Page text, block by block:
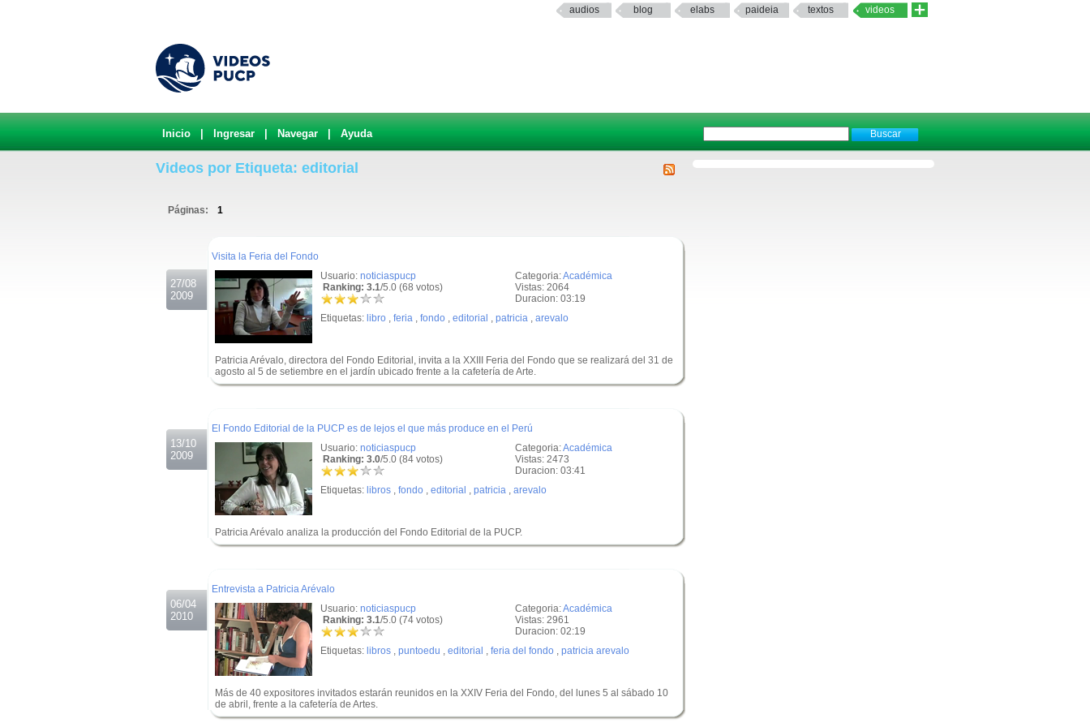
audios blog elabs paideia textos videos
Inicio Ingresar Navegar Ayuda
Videos por Etiqueta: editorial
Páginas: 1
27/08
2009
Visita la Feria del Fondo
Categoria:Académica
Vistas: 2064
Duracion: 03:19
Usuario: noticiaspucp
Ranking: 3.1/5.0 (68 votos)
Etiquetas: libro , feria , fondo , editorial , patricia , arevalo
Patricia Arévalo, directora del Fondo Editorial, invita a la XXIII Feria del Fondo que se realizará del 31 de
agosto al 5 de setiembre en el jardín ubicado frente a la cafetería de Arte.
13/10
2009
El Fondo Editorial de la PUCP es de lejos el que más produce en el Perú
Categoria:Académica
Vistas: 2473
Duracion: 03:41
Usuario: noticiaspucp
Ranking: 3.0/5.0 (84 votos)
Etiquetas: libros , fondo , editorial , patricia , arevalo
Patricia Arévalo analiza la producción del Fondo Editorial de la PUCP.
06/04
2010
Entrevista a Patricia Arévalo
Categoria:Académica
Vistas: 2961
Duracion: 02:19
Usuario: noticiaspucp
Ranking: 3.1/5.0 (74 votos)
Etiquetas: libros , puntoedu , editorial , feria del fondo , patricia arevalo
Más de 40 expositores invitados estarán reunidos en la XXIV Feria del Fondo, del lunes 5 al sábado 10
de abril, frente a la cafetería de Artes.